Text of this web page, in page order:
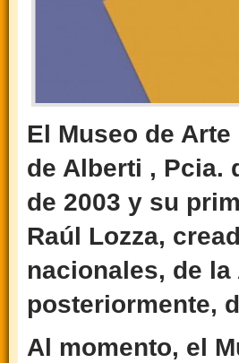
El Museo de
de Alberti , Pcia.
de 2003 y su
Raúl Lozza,
nacionales, de
posteriormente,
Al momento, el